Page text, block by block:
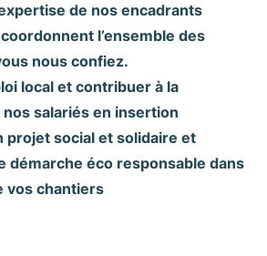
de nos encadrants
l’ensemble des
nous confiez.
local et contribuer à la
salariés en insertion
projet social et solidaire et
démarche éco responsable dans
vos chantiers